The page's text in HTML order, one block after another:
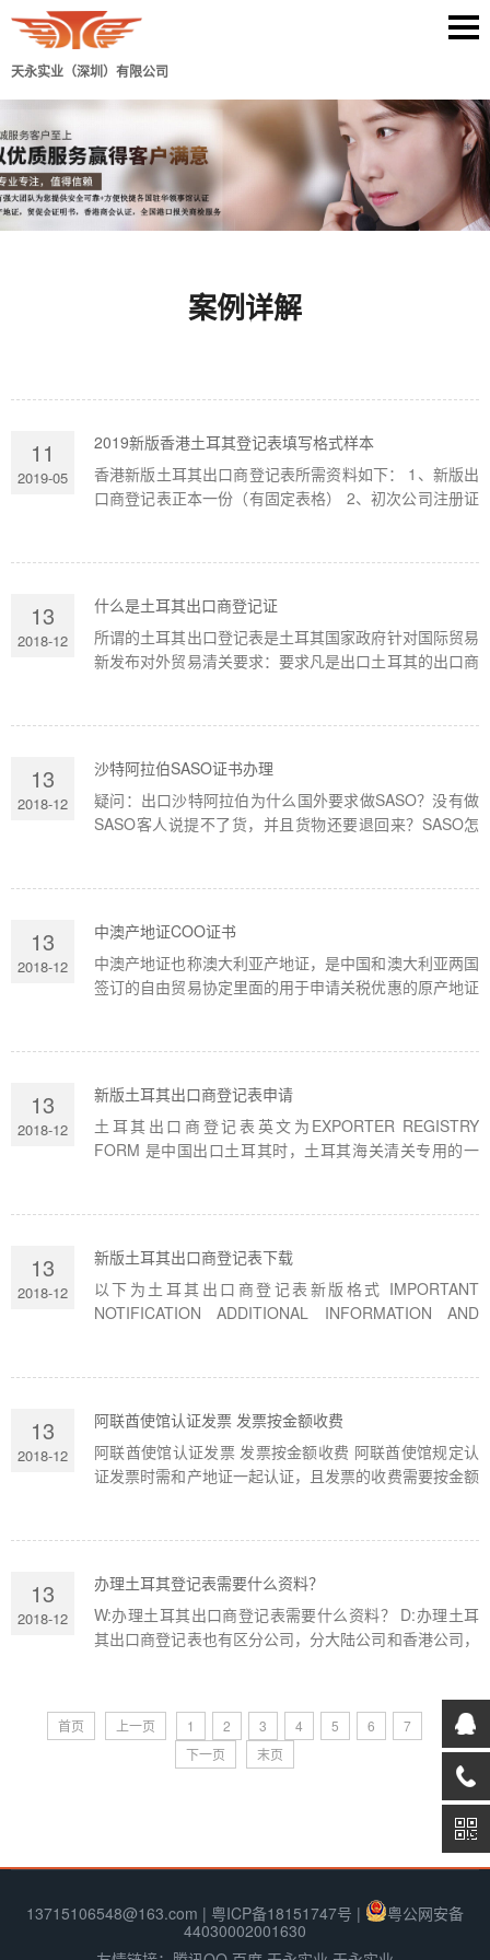
天永实业（深圳）有限公司
案例详解
11
2019-05
2019新版香港土耳其登记表填写格式样本
香港新版土耳其出口商登记表所需资料如下： 1、新版出
口商登记表正本一份（有固定表格） 2、初次公司注册证
13
2018-12
什么是土耳其出口商登记证
所谓的土耳其出口登记表是土耳其国家政府针对国际贸易
新发布对外贸易清关要求：要求凡是出口土耳其的出口商
13
2018-12
沙特阿拉伯SASO证书办理
疑问：出口沙特阿拉伯为什么国外要求做SASO？没有做
SASO客人说提不了货，并且货物还要退回来？SASO怎
13
2018-12
中澳产地证COO证书
中澳产地证也称澳大利亚产地证，是中国和澳大利亚两国
签订的自由贸易协定里面的用于申请关税优惠的原产地证
13
2018-12
新版土耳其出口商登记表申请
土耳其出口商登记表英文为EXPORTER REGISTRY
FORM 是中国出口土耳其时，土耳其海关清关专用的一
13
2018-12
新版土耳其出口商登记表下载
以下为土耳其出口商登记表新版格式 IMPORTANT
NOTIFICATION ADDITIONAL INFORMATION AND
authorities of the Peoples Republic of Chi...
13
2018-12
阿联酋使馆认证发票 发票按金额收费
阿联酋使馆认证发票 发票按金额收费 阿联酋使馆规定认
证发票时需和产地证一起认证，且发票的收费需要按金额
13
2018-12
办理土耳其登记表需要什么资料？
W:办理土耳其出口商登记表需要什么资料？ D:办理土耳
其出口商登记表也有区分公司，分大陆公司和香港公司，
首页 上一页 1 2 3 4 5 6
7
下一页
末页
13715106548@163.com | 粤ICP备18151747号 |
粤公网安备
44030002001630